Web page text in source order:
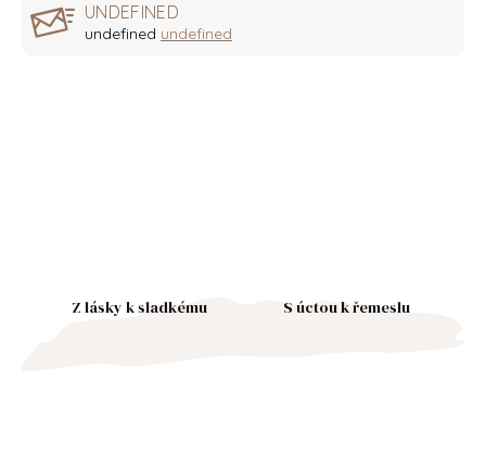
UNDEFINED
undefined undefined
Z lásky k sladkému S úctou k řemeslu